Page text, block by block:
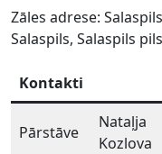
Zāles adrese:
Salaspils, Salaspils
Kontakti
Pārstāve
Nataļja
Kozlova